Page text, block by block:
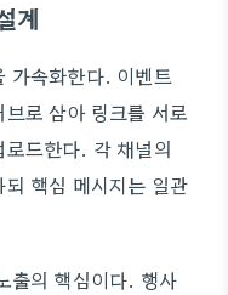
계
가속화한다. 이벤트
로 삼아 링크를 서로
드한다. 각 채널의
핵심 메시지는 일관
출의 핵심이다. 행사